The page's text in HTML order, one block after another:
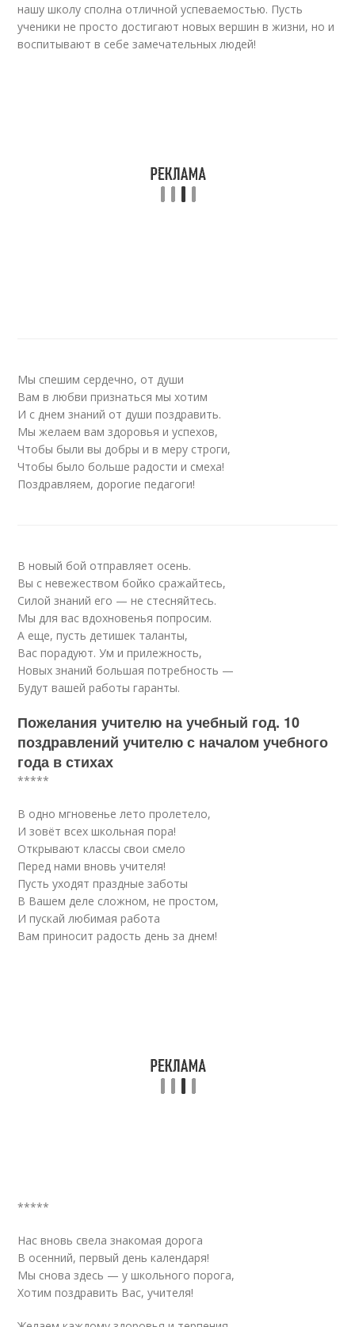
нашу школу сполна отличной успеваемостью. Пусть
ученики не просто достигают новых вершин в жизни, но и
воспитывают в себе замечательных людей!
Мы спешим сердечно, от души
Вам в любви признаться мы хотим
И с днем знаний от души поздравить.
Мы желаем вам здоровья и успехов,
Чтобы были вы добры и в меру строги,
Чтобы было больше радости и смеха!
Поздравляем, дорогие педагоги!
В новый бой отправляет осень.
Вы с невежеством бойко сражайтесь,
Силой знаний его — не стесняйтесь.
Мы для вас вдохновенья попросим.
А еще, пусть детишек таланты,
Вас порадуют. Ум и прилежность,
Новых знаний большая потребность —
Будут вашей работы гаранты.
Пожелания учителю на учебный год. 10
поздравлений учителю с началом учебного
года в стихах
*****
В одно мгновенье лето пролетело,
И зовёт всех школьная пора!
Открывают классы свои смело
Перед нами вновь учителя!
Пусть уходят праздные заботы
В Вашем деле сложном, не простом,
И пускай любимая работа
Вам приносит радость день за днем!
*****
Нас вновь свела знакомая дорога
В осенний, первый день календаря!
Мы снова здесь — у школьного порога,
Хотим поздравить Вас, учителя!